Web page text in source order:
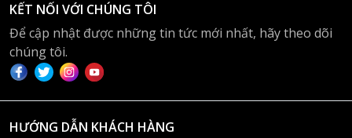
KẾT NỐI VỚI CHÚNG TÔI
Để cập nhật được những tin tức mới nhất, hãy theo dõi
chúng tôi.
HƯỚNG DẪN KHÁCH HÀNG